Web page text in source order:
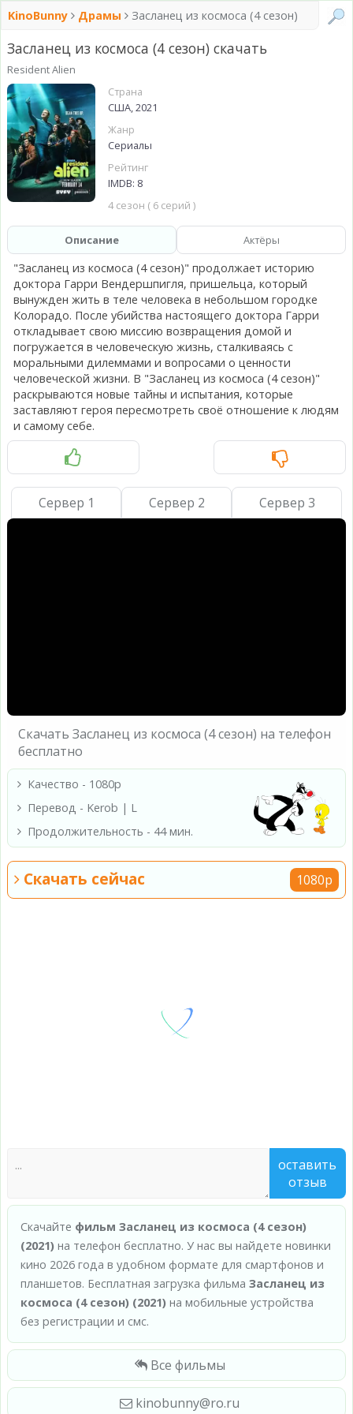
KinoBunny Драмы Засланец из космоса (4 сезон)
Засланец из космоса (4 сезон) скачать
Resident Alien
Страна
США, 2021
Жанр
Сериалы
Рейтинг
IMDB: 8
4 сезон ( 6 серий )
Описание Актёры
"Засланец из космоса (4 сезон)" продолжает историю
доктора Гарри Вендершпигля, пришельца, который
вынужден жить в теле человека в небольшом городке
Колорадо. После убийства настоящего доктора Гарри
откладывает свою миссию возвращения домой и
погружается в человеческую жизнь, сталкиваясь с
моральными дилеммами и вопросами о ценности
человеческой жизни. В "Засланец из космоса (4 сезон)"
раскрываются новые тайны и испытания, которые
заставляют героя пересмотреть своё отношение к людям
и самому себе.
Сервер 1 Сервер 2 Сервер 3
Скачать Засланец из космоса (4 сезон) на телефон
бесплатно
Качество - 1080p
Перевод - Kerob | L
Продолжительность - 44 мин.
Скачать сейчас 1080p
оставить
отзыв
Скачайте фильм Засланец из космоса (4 сезон)
(2021) на телефон бесплатно. У нас вы найдете новинки
кино 2026 года в удобном формате для смартфонов и
планшетов. Бесплатная загрузка фильма Засланец из
космоса (4 сезон) (2021) на мобильные устройства
без регистрации и смс.
Все фильмы
kinobunny@ro.ru